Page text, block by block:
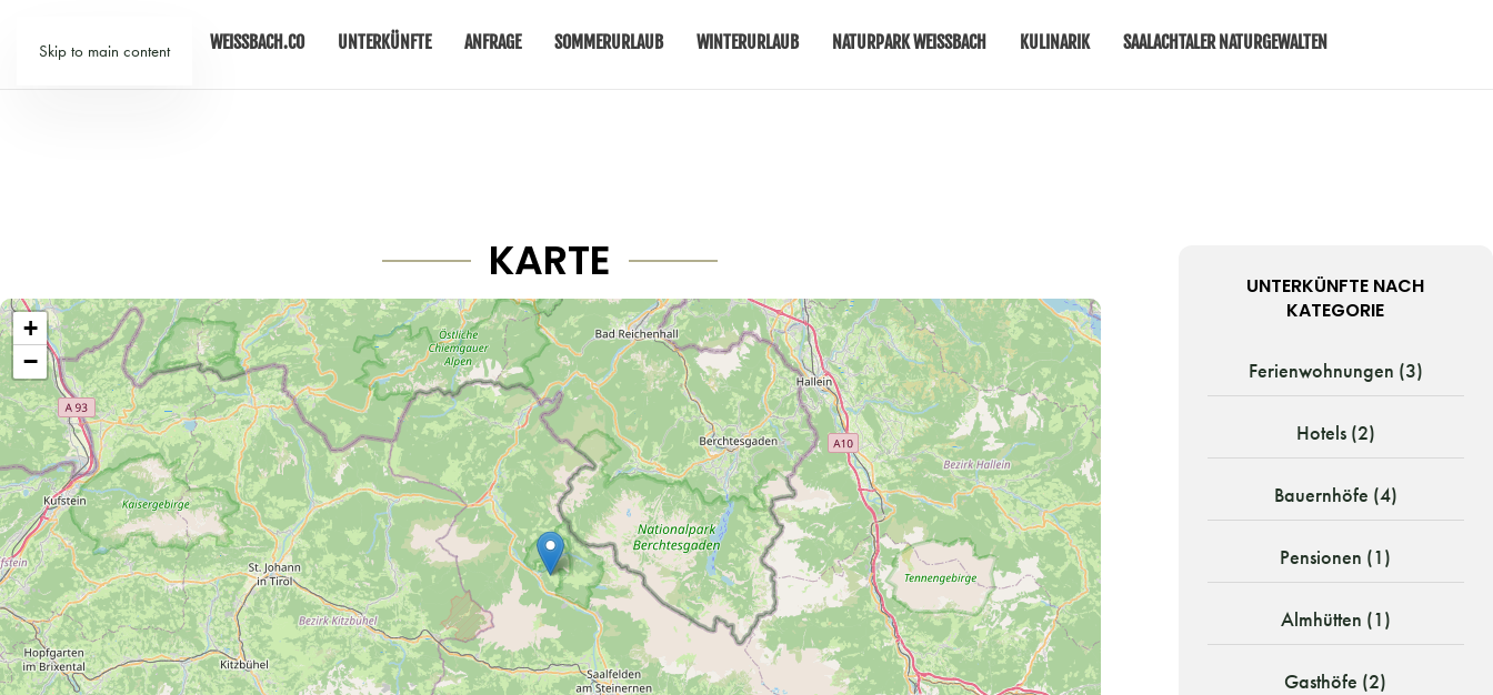
Skip to main content WEISSBACH.CO UNTERKÜNFTE ANFRAGE SOMMERURLAUB WINTERURLAUB NATURPARK WEISSBACH KULINARIK SAALACHTALER NATURGEWALTEN
KARTE
+
−
UNTERKÜNFTE NACH
KATEGORIE
Ferienwohnungen (3)
Hotels (2)
Bauernhöfe (4)
Pensionen (1)
Almhütten (1)
Gasthöfe (2)